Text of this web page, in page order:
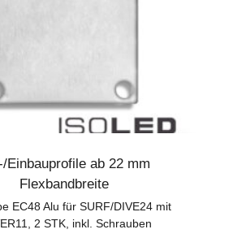
Einbauprofile ab 22 mm
Flexbandbreite
EC48 Alu für SURF/DIVE24 mit
2 STK, inkl. Schrauben